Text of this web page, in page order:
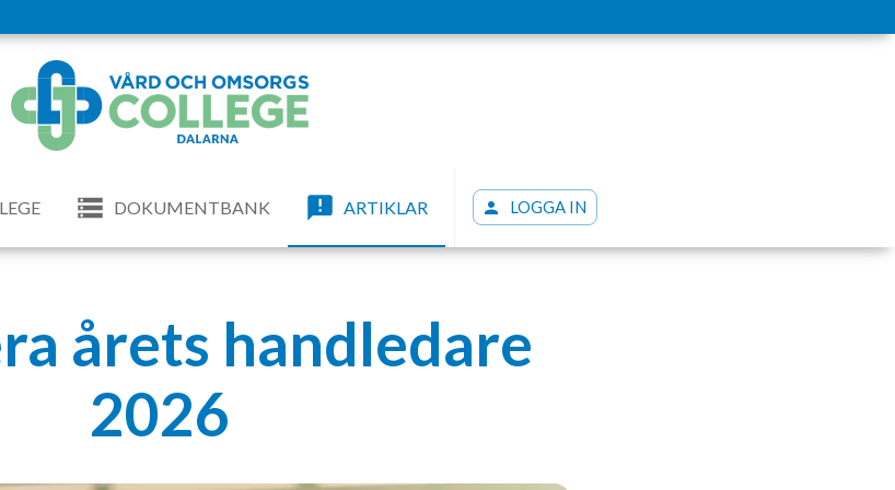
DOKUMENTBANK ARTIKLAR LOGGA IN
årets handledare
2026